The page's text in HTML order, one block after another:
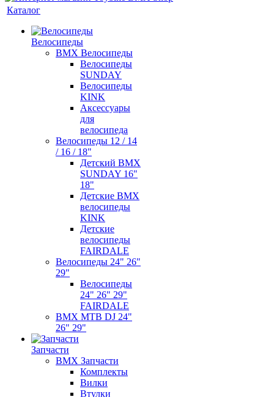
Каталог
Велосипеды
BMX Велосипеды
Велосипеды
SUNDAY
Велосипеды
KINK
Аксессуары
для
велосипеда
Велосипеды 12 / 14
/ 16 / 18"
Детский BMX
SUNDAY 16"
18"
Детские BMX
велосипеды
KINK
Детские
велосипеды
FAIRDALE
Велосипеды 24" 26"
29"
Велосипеды
24" 26" 29"
FAIRDALE
BMX MTB DJ 24"
26" 29"
Запчасти
BMX Запчасти
Комплекты
Вилки
Втулки